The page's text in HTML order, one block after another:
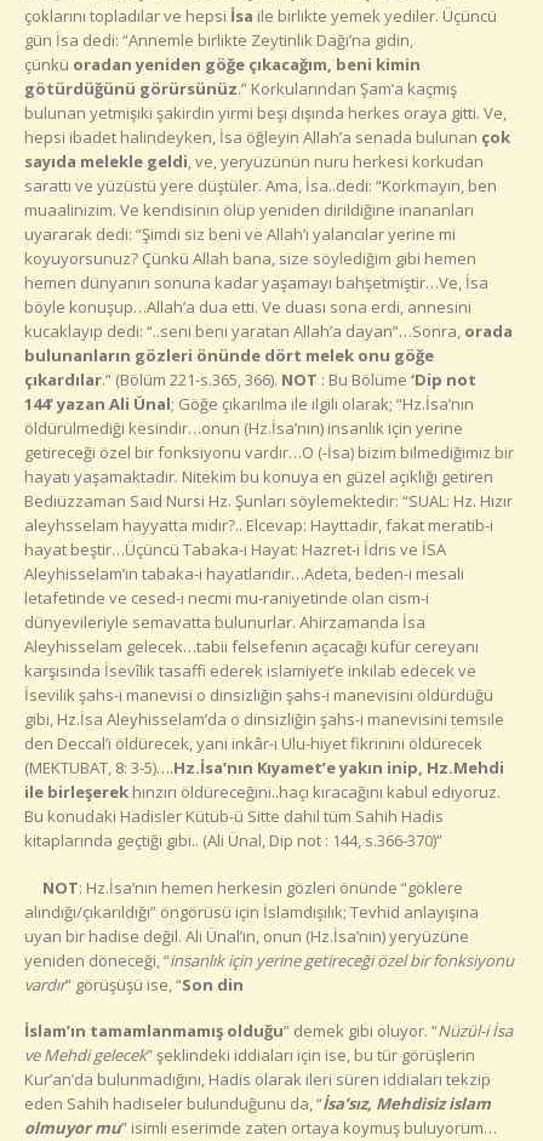
çoklarını topladılar ve hepsi İsa ile birlikte yemek yediler. Üçüncü
gün İsa dedi: “Annemle birlikte Zeytinlik Dağı’na gidin,
çünkü oradan yeniden göğe çıkacağım, beni kimin
götürdüğünü görürsünüz.” Korkularından Şam’a kaçmış
bulunan yetmişiki şakirdin yirmi beşi dışında herkes oraya gitti. Ve,
hepsi ibadet halindeyken, İsa öğleyin Allah’a senada bulunan çok
sayıda melekle geldi, ve, yeryüzünün nuru herkesi korkudan
sarattı ve yüzüstü yere düştüler. Ama, İsa..dedi: “Korkmayın, ben
muaalinizim. Ve kendisinin ölüp yeniden dirildiğine inananları
uyararak dedi: “Şimdi siz beni ve Allah’ı yalancılar yerine mi
koyuyorsunuz? Çünkü Allah bana, size söylediğim gibi hemen
hemen dünyanın sonuna kadar yaşamayı bahşetmiştir…Ve, İsa
böyle konuşup…Allah’a dua etti. Ve duası sona erdi, annesini
kucaklayıp dedi: “..seni beni yaratan Allah’a dayan”…Sonra, orada
bulunanların gözleri önünde dört melek onu göğe
çıkardılar.” (Bölüm 221-s.365, 366). NOT : Bu Bölüme ‘Dip not
144’yazan Ali Ünal; Göğe çıkarılma ile ilgili olarak; “Hz.İsa’nın
öldürülmediği kesindir…onun (Hz.İsa’nın) insanlık için yerine
getireceği özel bir fonksiyonu vardır…O (-İsa) bizim bilmediğimiz bir
hayatı yaşamaktadır. Nitekim bu konuya en güzel açıklığı getiren
Bediüzzaman Said Nursi Hz. Şunları söylemektedir: “SUAL: Hz. Hızır
aleyhsselam hayyatta mıdır?.. Elcevap: Hayttadır, fakat meratib-i
hayat beştir…Üçüncü Tabaka-i Hayat: Hazret-i İdris ve İSA
Aleyhisselam’ın tabaka-i hayatlarıdır…Adeta, beden-i mesali
letafetinde ve cesed-i necmi mu-raniyetinde olan cism-i
dünyevileriyle semavatta bulunurlar. Ahirzamanda İsa
Aleyhisselam gelecek…tabii felsefenin açacağı küfür cereyanı
karşısında İsevîlik tasaffi ederek islamiyet’e inkilab edecek ve
İsevilik şahs-i manevisi o dinsizliğin şahs-i manevisini öldürdüğü
gibi, Hz.İsa Aleyhisselam’da o dinsizliğin şahs-i manevisini temsile
den Deccal’i öldürecek, yani inkâr-ı Ulu-hiyet fikrinini öldürecek
(MEKTUBAT, 8: 3-5)….Hz.İsa’nın Kıyamet’e yakın inip, Hz.Mehdi
ile birleşerek hınzırı öldüreceğini..haçı kıracağını kabul ediyoruz.
Bu konudaki Hadisler Kütüb-ü Sitte dahil tüm Sahih Hadis
kitaplarında geçtiği gibi.. (Ali Ünal, Dip not : 144, s.366-370)”
NOT: Hz.İsa’nın hemen herkesin gözleri önünde “göklere
alındığı/çıkarıldığı” öngörüsü için İslamdışılık; Tevhid anlayışına
uyan bir hadise değil. Ali Ünal’ın, onun (Hz.İsa’nın) yeryüzüne
yeniden döneceği, “insanlık için yerine getireceği özel bir fonksiyonu
vardır” görüşüşü ise, “Son din
İslam’ın tamamlanmamış olduğu” demek gibi oluyor. “Nüzül-i İsa
ve Mehdi gelecek” şeklindeki iddiaları için ise, bu tür görüşlerin
Kur’an’da bulunmadığını, Hadis olarak ileri süren iddiaları tekzip
eden Sahih hadiseler bulunduğunu da, “İsa’sız, Mehdisiz islam
olmuyor mu” isimli eserimde zaten ortaya koymuş buluyorum…